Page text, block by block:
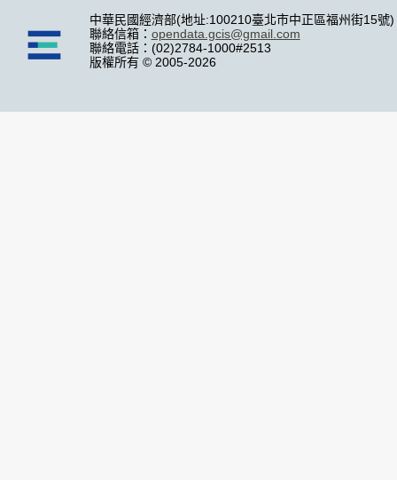
中華民國經濟部(地址:100210臺北市中正區福州街15號)
聯絡信箱： opendata.gcis@gmail.com
聯絡電話：(02)2784-1000#2513
版權所有 © 2005-2026